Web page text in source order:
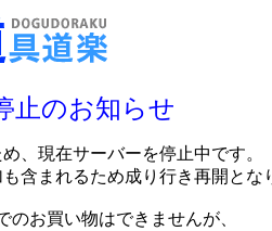
止のお知らせ
、現在サーバーを停止中です。
含まれるため成り行き再開とな
のお買い物はできませんが、